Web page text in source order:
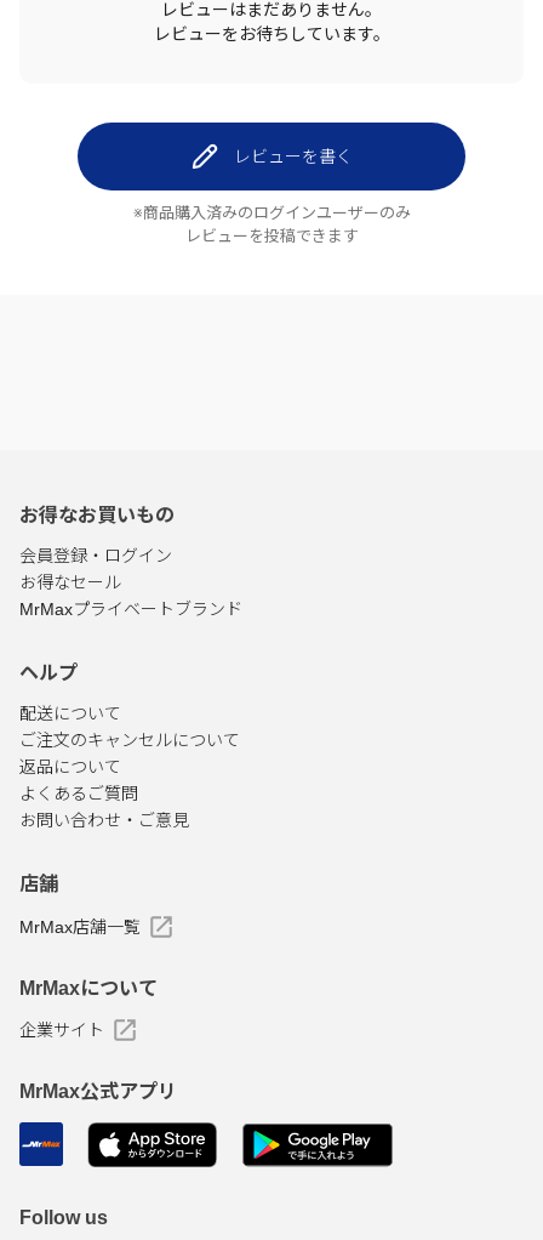
レビューはまだありません。
レビューをお待ちしています。
レビューを書く
※商品購入済みのログインユーザーのみ
レビューを投稿できます
お得なお買いもの
会員登録・ログイン
お得なセール
MrMaxプライベートブランド
ヘルプ
配送について
ご注文のキャンセルについて
返品について
よくあるご質問
お問い合わせ・ご意見
店舗
MrMax店舗一覧
MrMaxについて
企業サイト
MrMax公式アプリ
Follow us